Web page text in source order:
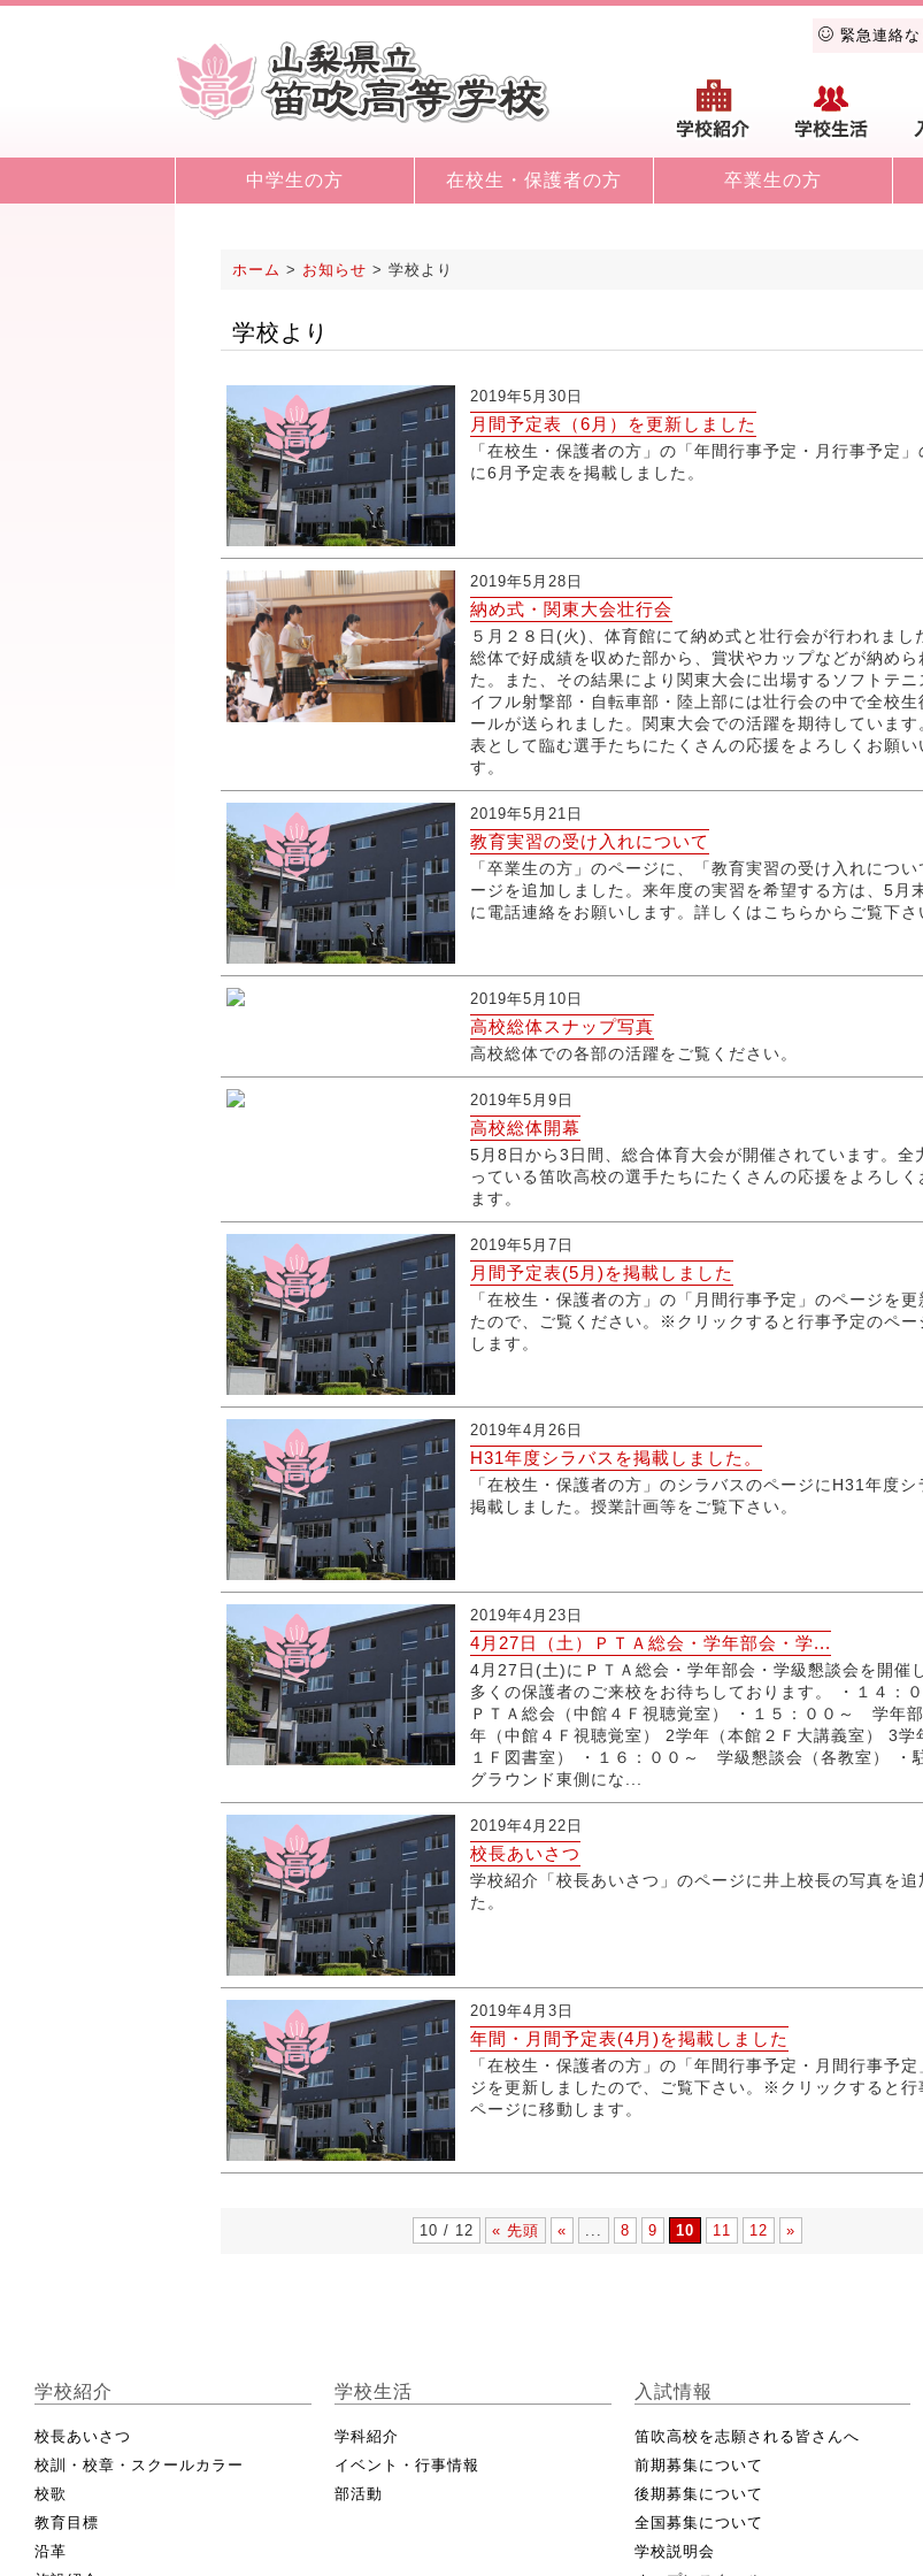
緊急連絡な
学校紹介 学
中学生の方 在校生・保護者の方 卒業生の方
ホーム > お知らせ > 学校より
学校より
2019年5月30日
月間予定表（6月）を更新しました
「在校生・保護者の方」の「年間行事予定・月行事予定」
に6月予定表を掲載しました。
2019年5月28日
納め式・関東大会壮行会
５月２８日(火)、体育館にて納め式と壮行会が行われまし
総体で好成績を収めた部から、賞状やカップなどが納めら
た。また、その結果により関東大会に出場するソフトテニ
イフル射撃部・自転車部・陸上部には壮行会の中で全校生
ールが送られました。関東大会での活躍を期待しています
表として臨む選手たちにたくさんの応援をよろしくお願い
す。
2019年5月21日
教育実習の受け入れについて
「卒業生の方」のページに、「教育実習の受け入れについ
ージを追加しました。来年度の実習を希望する方は、5月
に電話連絡をお願いします。詳しくはこちらからご覧下さ
2019年5月10日
高校総体スナップ写真
高校総体での各部の活躍をご覧ください。
2019年5月9日
高校総体開幕
5月8日から3日間、総合体育大会が開催されています。全
っている笛吹高校の選手たちにたくさんの応援をよろしく
ます。
2019年5月7日
月間予定表(5月)を掲載しました
「在校生・保護者の方」の「月間行事予定」のページを更
たので、ご覧ください。※クリックすると行事予定のペー
します。
2019年4月26日
H31年度シラバスを掲載しました。
「在校生・保護者の方」のシラバスのページにH31年度シ
掲載しました。授業計画等をご覧下さい。
2019年4月23日
4月27日（土）ＰＴＡ総会・学年部会・学...
4月27日(土)にＰＴＡ総会・学年部会・学級懇談会を開催
多くの保護者のご来校をお待ちしております。 ・１４：
ＰＴＡ総会（中館４Ｆ視聴覚室） ・１５：００～ 学年
年（中館４Ｆ視聴覚室） 2学年（本館２Ｆ大講義室） 3学
１Ｆ図書室） ・１６：００～ 学級懇談会（各教室） ・
グラウンド東側にな...
2019年4月22日
校長あいさつ
学校紹介「校長あいさつ」のページに井上校長の写真を追
た。
2019年4月3日
年間・月間予定表(4月)を掲載しました
「在校生・保護者の方」の「年間行事予定・月間行事予定
ジを更新しましたので、ご覧下さい。※クリックすると行
ページに移動します。
10 / 12 « 先頭 « ... 8 9 10 11 12 »
学校紹介
校長あいさつ
校訓・校章・スクールカラー
校歌
教育目標
沿革
学校生活
学科紹介
イベント・行事情報
部活動
入試情報
笛吹高校を志願される皆さんへ
前期募集について
後期募集について
全国募集について
学校説明会